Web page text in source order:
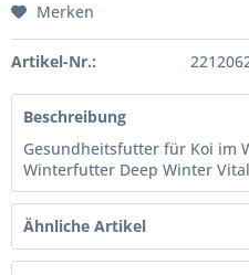
Merken
Artikel-Nr.:
Beschreibung
Gesundheitsfutter für Koi im
Winterfutter Deep Winter
Ähnliche Artikel